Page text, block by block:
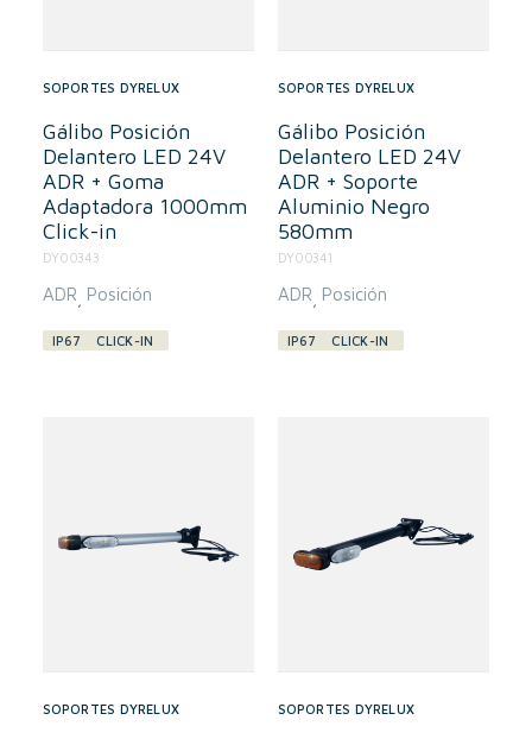
SOPORTES DYRELUX
Gálibo Posición
Delantero LED 24V
ADR + Goma
Adaptadora 1000mm
Click-in
DY00343
ADR Posición
IP67 CLICK-IN
SOPORTES DYRELUX
Gálibo Posición
Delantero LED 24V
ADR + Soporte
Aluminio Negro
580mm
DY00341
ADR Posición
IP67 CLICK-IN
SOPORTES DYRELUX SOPORTES DYRELUX